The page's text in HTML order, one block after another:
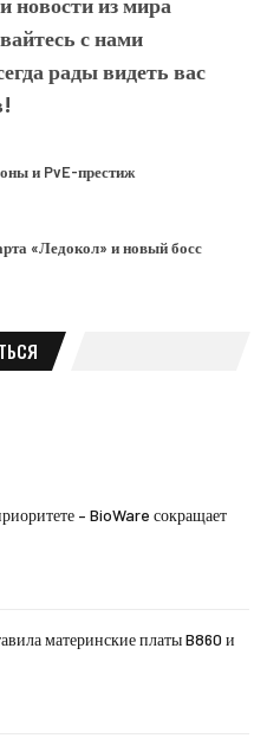
с нами
рады видеть вас
и PvE-престиж
«Ледокол» и новый босс
– BioWare сокращает
материнские платы B860 и